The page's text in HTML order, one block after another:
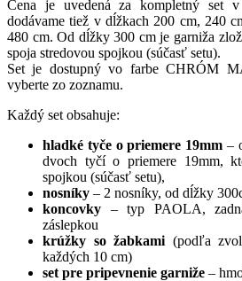
Cena je uvedená za kompletný set v
dodávame tiež v dĺžkach 200 cm, 240
480 cm. Od dĺžky 300 cm je garniža
spoja stredovou spojkou (súčasť setu).
Set je dostupný vo farbe CHRÓM
vyberte zo zoznamu.
Každý set obsahuje:
hladké tyče o priemere 19mm –
dvoch tyčí o priemere 19mm,
spojkou (súčasť setu),
nosníky – 2 nosníky, od dĺžky
koncovky – typ PAOLA,
záslepkou
krúžky so žabkami (podľa
každých 10 cm)
set pre pripevnenie garniže –